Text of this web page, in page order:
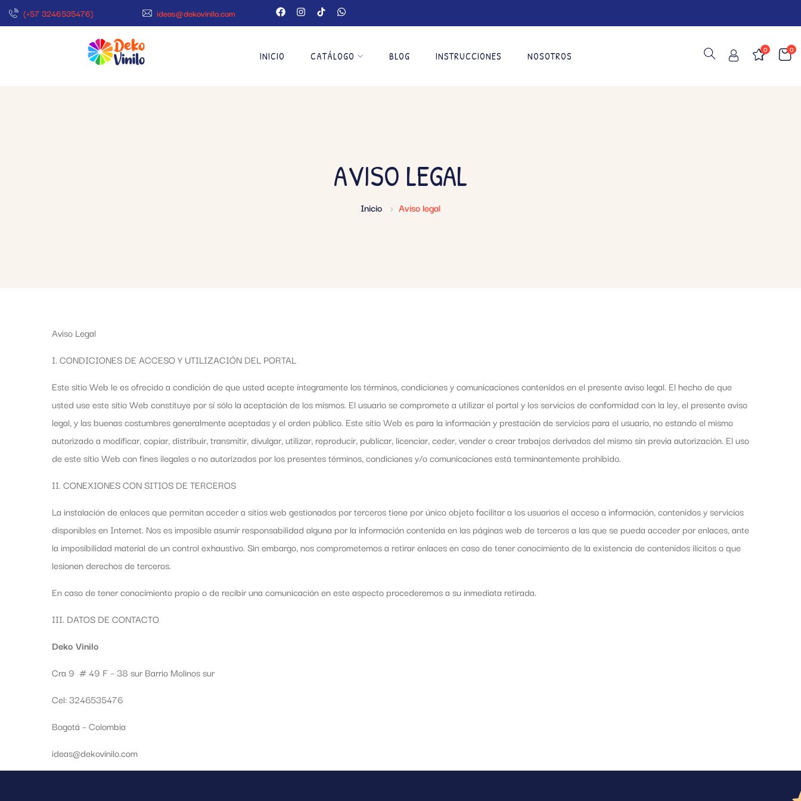
(+57 3246535476) ideas@dekovinilo.com
INICIO CATÁLOGO BLOG INSTRUCCIONES NOSOTROS
0
0
AVISO LEGAL
Inicio Aviso legal
Aviso Legal
I. CONDICIONES DE ACCESO Y UTILIZACIÓN DEL PORTAL
Este sitio Web le es ofrecido a condición de que usted acepte íntegramente los términos, condiciones y comunicaciones contenidos en el presente aviso legal. El hecho de que
usted use este sitio Web constituye por sí sólo la aceptación de los mismos. El usuario se compromete a utilizar el portal y los servicios de conformidad con la ley, el presente aviso
legal, y las buenas costumbres generalmente aceptadas y el orden público. Este sitio Web es para la información y prestación de servicios para el usuario, no estando el mismo
autorizado a modificar, copiar, distribuir, transmitir, divulgar, utilizar, reproducir, publicar, licenciar, ceder, vender o crear trabajos derivados del mismo sin previa autorización. El uso
de este sitio Web con fines ilegales o no autorizados por los presentes términos, condiciones y/o comunicaciones está terminantemente prohibido.
II. CONEXIONES CON SITIOS DE TERCEROS
La instalación de enlaces que permitan acceder a sitios web gestionados por terceros tiene por único objeto facilitar a los usuarios el acceso a información, contenidos y servicios
disponibles en Internet. Nos es imposible asumir responsabilidad alguna por la información contenida en las páginas web de terceros a las que se pueda acceder por enlaces, ante
la imposibilidad material de un control exhaustivo. Sin embargo, nos comprometemos a retirar enlaces en caso de tener conocimiento de la existencia de contenidos ilícitos o que
lesionen derechos de terceros.
En caso de tener conocimiento propio o de recibir una comunicación en este aspecto procederemos a su inmediata retirada.
III. DATOS DE CONTACTO
Deko Vinilo
Cra 9 # 49 F – 38 sur Barrio Molinos sur
Cel: 3246535476
Bogotá – Colombia
ideas@dekovinilo.com